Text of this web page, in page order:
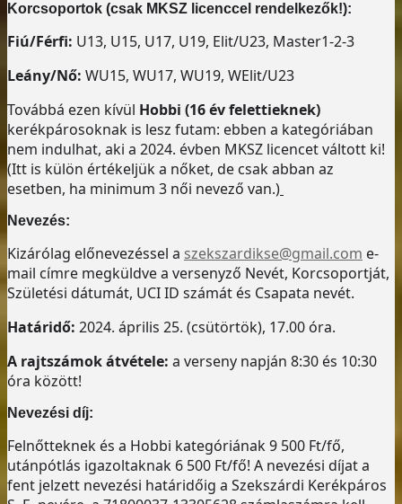
Korcsoportok (csak MKSZ licenccel rendelkezők!):
Fiú/Férfi: U13, U15, U17, U19, Elit/U23, Master1-2-3
Leány/Nő: WU15, WU17, WU19, WElit/U23
Továbbá ezen kívül Hobbi (16 év felettieknek)
kerékpárosoknak is lesz futam: ebben a kategóriában
nem indulhat, aki a 2024. évben MKSZ licencet váltott ki!
(Itt is külön értékeljük a nőket, de csak abban az
esetben, ha minimum 3 női nevező van.)
Nevezés:
Kizárólag előnevezéssel a szekszardikse@gmail.com e-
mail címre megküldve a versenyző Nevét, Korcsoportját,
Születési dátumát, UCI ID számát és Csapata nevét.
Határidő: 2024. április 25. (csütörtök), 17.00 óra.
A rajtszámok átvétele: a verseny napján 8:30 és 10:30
óra között!
Nevezési díj:
Felnőtteknek és a Hobbi kategóriának 9 500 Ft/fő,
utánpótlás igazoltaknak 6 500 Ft/fő! A nevezési díjat a
fent jelzett nevezési határidőig a Szekszárdi Kerékpáros